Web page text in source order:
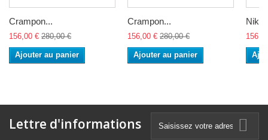
Crampon...
156,00 € 280,00 €
Ajouter au panier
Crampon...
156,00 € 280,00 €
Ajouter au panier
Nike
Lettre d'informations